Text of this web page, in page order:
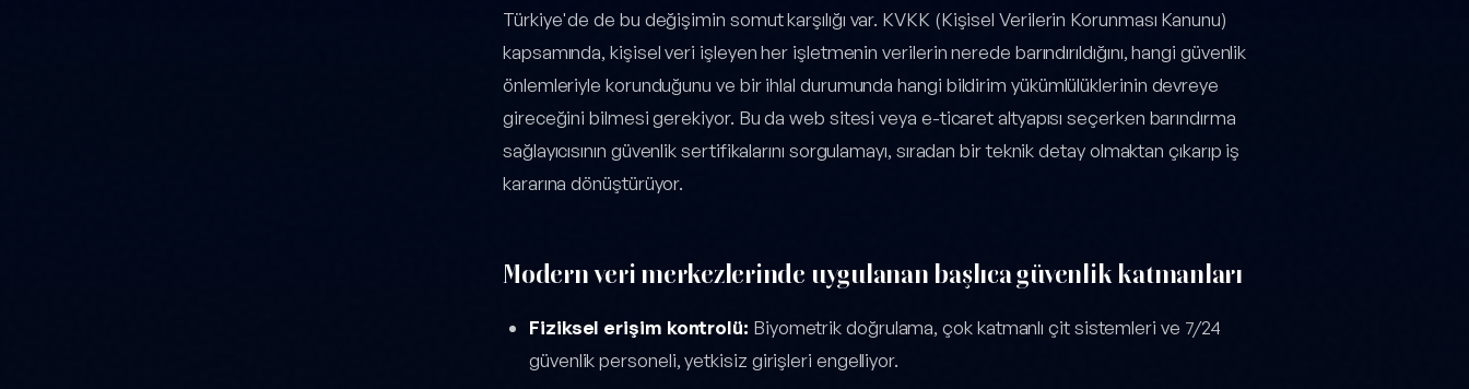
Türkiye'de de bu değişimin somut karşılığı var. KVKK (Kişisel Verilerin Korunması Kanunu)
kapsamında, kişisel veri işleyen her işletmenin verilerin nerede barındırıldığını, hangi güvenlik
önlemleriyle korunduğunu ve bir ihlal durumunda hangi bildirim yükümlülüklerinin devreye
gireceğini bilmesi gerekiyor. Bu da web sitesi veya e-ticaret altyapısı seçerken barındırma
sağlayıcısının güvenlik sertifikalarını sorgulamayı, sıradan bir teknik detay olmaktan çıkarıp iş
kararına dönüştürüyor.
Modern veri merkezlerinde uygulanan başlıca güvenlik katmanları
Fiziksel erişim kontrolü: Biyometrik doğrulama, çok katmanlı çit sistemleri ve 7/24
güvenlik personeli, yetkisiz girişleri engelliyor.